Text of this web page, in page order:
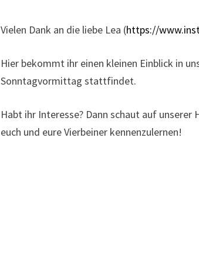
Vielen Dank an die liebe Lea (https://
Hier bekommt ihr einen kleinen Einblick in
Sonntagvormittag stattfindet.
Habt ihr Interesse? Dann schaut auf
euch und eure Vierbeiner kennenzulernen!